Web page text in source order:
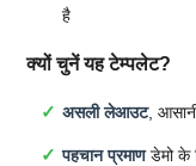
है
क्यों चुनें यह टेम्पलेट?
असली लेआउट,
पहचान प्रमाणडेमो के